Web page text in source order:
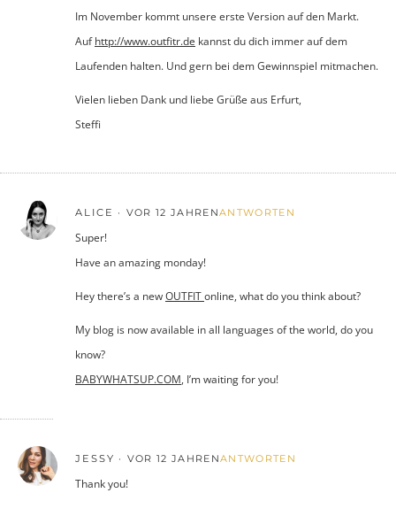
Im November kommt unsere erste Version auf den Markt.
Aufhttp://www.outfitr.de kannst du dich immer auf dem
Laufenden halten. Und gern bei dem Gewinnspiel mitmachen.
Vielen lieben Dank und liebe Grüße aus Erfurt,
Steffi
ALICE VOR 12 JAHRENANTWORTEN
Super!
Have an amazing monday!
Hey there’s a newOUTFITonline, what do you think about?
My blog is now available in all languages of the world, do you
know?
BABYWHATSUP.COM, I’m waiting for you!
JESSY VOR 12 JAHRENANTWORTEN
Thank you!